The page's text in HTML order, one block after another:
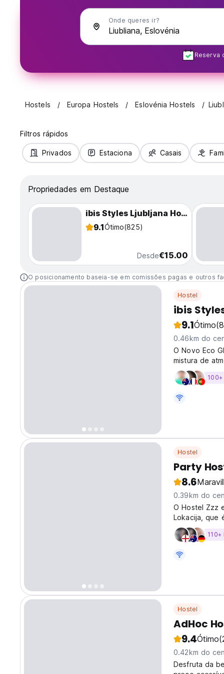
Onde queres ir?
Reserva
Hostels Europa Hostels Eslovénia Hostels
Filtros rápidos
Privados Estaciona Casais
Propriedades em Destaque
ibis Styles Ljubljana Hostel - The Fuzzy Log
9.1Ótimo(825)
Desde€15.00
O posicionamento baseia-se em comissões pagas e outros
Hostel
ibis
9.1Ótimo
0.46km do
O Novo Eco
mistura de
Hostel
Party
8.6
0.39km do
O Hostel Zzz
Lokacija, que
Hostel
AdHoc
9.4Ótimo
0.42km do
Desfruta da